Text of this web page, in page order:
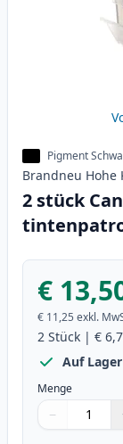
Pigment
Brandneu Hohe
2 stück
€
€ 11,25 exkl.
2 Stück | €
Auf Lager
Menge
Verwenden
− 1